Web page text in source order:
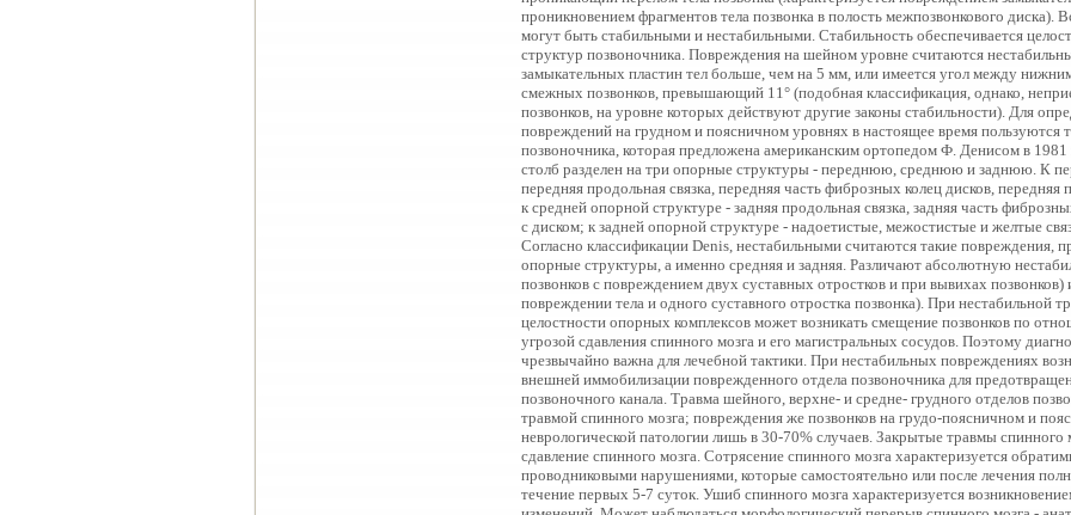
проникновением фрагментов тела позвонка в полость межпозвонкового диска).
могут быть стабильными и нестабильными. Стабильность обеспечивается
структур позвоночника. Повреждения на шейном уровне считаются
замыкательных пластин тел больше, чем на 5 мм, или имеется угол между
смежных позвонков, превышающий 11° (подобная классификация, однако,
позвонков, на уровне которых действуют другие законы стабильности). Для
повреждений на грудном и поясничном уровнях в настоящее время пользуются
позвоночника, которая предложена американским ортопедом Ф. Денисом в
столб разделен на три опорные структуры - переднюю, среднюю и заднюю. К
передняя продольная связка, передняя часть фиброзных колец дисков, передняя
к средней опорной структуре - задняя продольная связка, задняя часть
с диском; к задней опорной структуре - надоетистые, межостистые и желтые
Согласно классификации Denis, нестабильными считаются такие повреждения,
опорные структуры, а именно средняя и задняя. Различают абсолютную
позвонков с повреждением двух суставных отростков и при вывихах
повреждении тела и одного суставного отростка позвонка). При нестабильной
целостности опорных комплексов может возникать смещение позвонков по
угрозой сдавления спинного мозга и его магистральных сосудов. Поэтому
чрезвычайно важна для лечебной тактики. При нестабильных повреждениях
внешней иммобилизации поврежденного отдела позвоночника для
позвоночного канала. Травма шейного, верхне- и средне- грудного отделов
травмой спинного мозга; повреждения же позвонков на грудо-поясничном и
неврологической патологии лишь в 30-70% случаев. Закрытые травмы спинного
сдавление спинного мозга. Сотрясение спинного мозга характеризуется
проводниковыми нарушениями, которые самостоятельно или после лечения
течение первых 5-7 суток. Ушиб спинного мозга характеризуется